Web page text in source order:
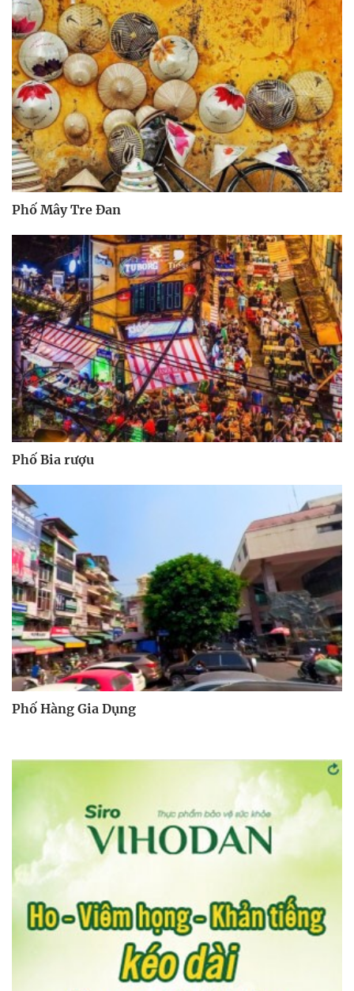
Phố Mây Tre Đan
Phố Bia rượu
Phố Hàng Gia Dụng